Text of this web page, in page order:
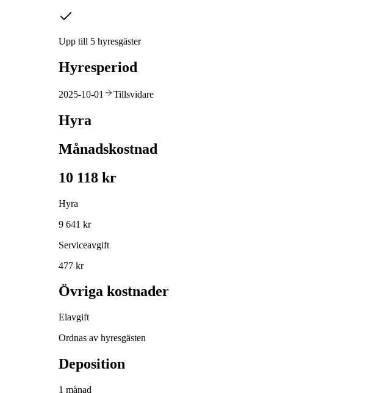
Upp till 5 hyresgäster
Hyresperiod
2025-10-01 Tillsvidare
Hyra
Månadskostnad
10 118 kr
Hyra
9 641 kr
Serviceavgift
477 kr
Övriga kostnader
Elavgift
Ordnas av hyresgästen
Deposition
1 månad